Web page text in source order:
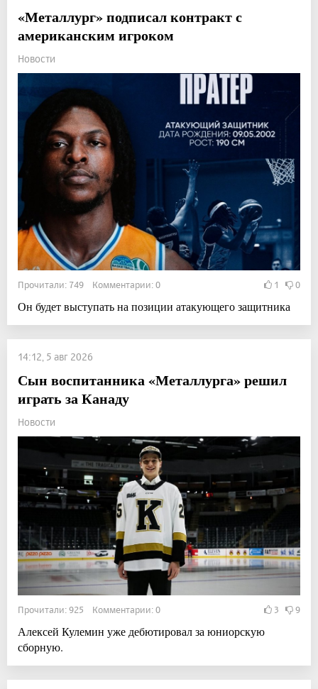
«Металлург» подписал контракт с
американским игроком
Новости
Прочитали: 749 Комментарии: 0 1 0
Он будет выступать на позиции атакующего защитника
14:12, 5 авг 2026
Сын воспитанника «Металлурга» решил
играть за Канаду
Новости
Прочитали: 925 Комментарии: 0 3 9
Алексей Кулемин уже дебютировал за юниорскую
сборную.